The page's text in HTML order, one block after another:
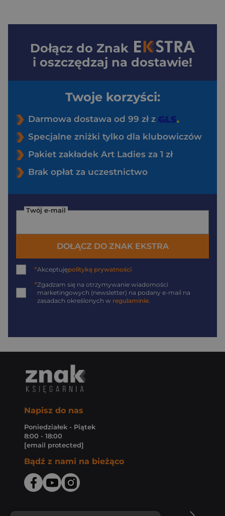
Dołącz do Znak
i oszczędzaj na dostawie!
Twoje korzyści:
Darmowa dostawa od 99 zł z
Specjalne zniżki tylko dla klubowiczów
Pakiet zakładek Art Ladies za 1 zł
Brak opłat za uczestnictwo
Twój e-mail
DOŁĄCZ DO ZNAK EKSTRA
*Akceptujępolitykę prywatności
*Zgadzam się na otrzymywanie wiadomości
marketingowych (newsletter) na podany e-mail na
zasadach określonych w regulaminie.
Napisz do nas
Poniedziałek - Piątek
8:00 - 18:00
[email protected]
Bądź z nami na bieżąco